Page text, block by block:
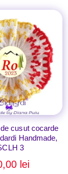
cusut cocarde
Handmade,
3
lei